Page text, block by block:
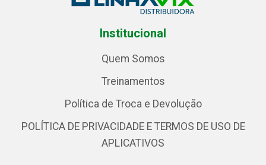
Institucional
Quem Somos
Treinamentos
Política de Troca e Devolução
POLÍTICA DE PRIVACIDADE E TERMOS DE USO DE
APLICATIVOS